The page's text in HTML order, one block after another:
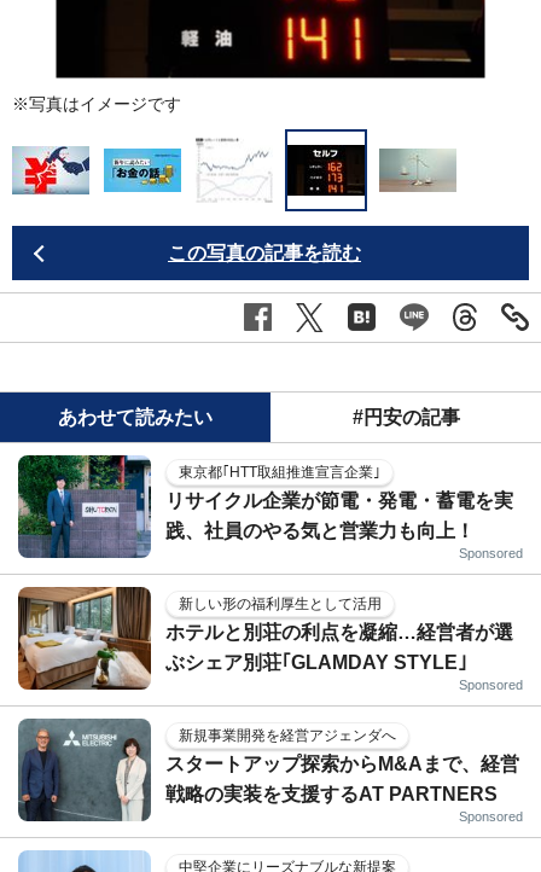
※写真はイメージです
この写真の記事を読む
あわせて読みたい #円安の記事
東京都｢HTT取組推進宣言企業｣
リサイクル企業が節電・発電・蓄電を実
践、社員のやる気と営業力も向上！
Sponsored
新しい形の福利厚生として活用
ホテルと別荘の利点を凝縮…経営者が選
ぶシェア別荘｢GLAMDAY STYLE｣
Sponsored
新規事業開発を経営アジェンダへ
スタートアップ探索からM&Aまで、経営
戦略の実装を支援するAT PARTNERS
Sponsored
中堅企業にリーズナブルな新提案